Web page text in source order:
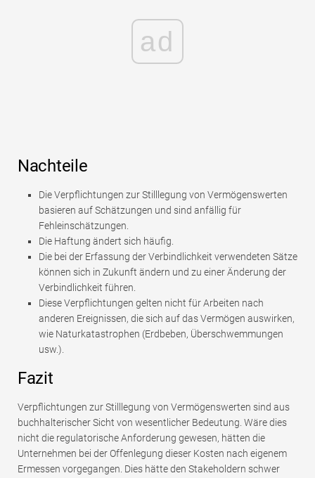
ad
Nachteile
Die Verpflichtungen zur Stilllegung von Vermögenswerten
basieren auf Schätzungen und sind anfällig für
Fehleinschätzungen.
Die Haftung ändert sich häufig.
Die bei der Erfassung der Verbindlichkeit verwendeten Sätze
können sich in Zukunft ändern und zu einer Änderung der
Verbindlichkeit führen.
Diese Verpflichtungen gelten nicht für Arbeiten nach
anderen Ereignissen, die sich auf das Vermögen auswirken,
wie Naturkatastrophen (Erdbeben, Überschwemmungen
usw.).
Fazit
Verpflichtungen zur Stilllegung von Vermögenswerten sind aus
buchhalterischer Sicht von wesentlicher Bedeutung. Wäre dies
nicht die regulatorische Anforderung gewesen, hätten die
Unternehmen bei der Offenlegung dieser Kosten nach eigenem
Ermessen vorgegangen. Dies hätte den Stakeholdern schwer